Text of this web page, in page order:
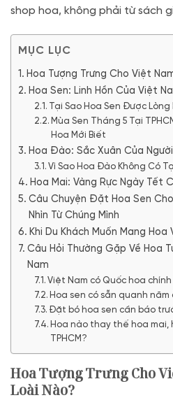
shop hoa, không phải từ sách
MỤC LỤC
Hoa Tượng Trưng Cho Việt
Hoa Sen: Linh Hồn Của Việt
Tại Sao Hoa Sen Được
Mùa Sen Tháng 5 Tại
Hoa Mới Biết
Hoa Đào: Sắc Xuân Của
Vì Sao Hoa Đào Không Có
Hoa Mai: Vàng Rực Ngày Tết
Câu Chuyện Đặt Hoa Sen
Nhìn Từ Chúng Mình
Khi Du Khách Muốn Mang
Câu Hỏi Thường Gặp Về Hoa
Nam
Việt Nam có Quốc hoa
Hoa sen có sẵn quanh năm
Đặt bó hoa sen cần báo
Hoa nào thay thế hoa
TPHCM?
Hoa Tượng Trưng Cho
Loài Nào?